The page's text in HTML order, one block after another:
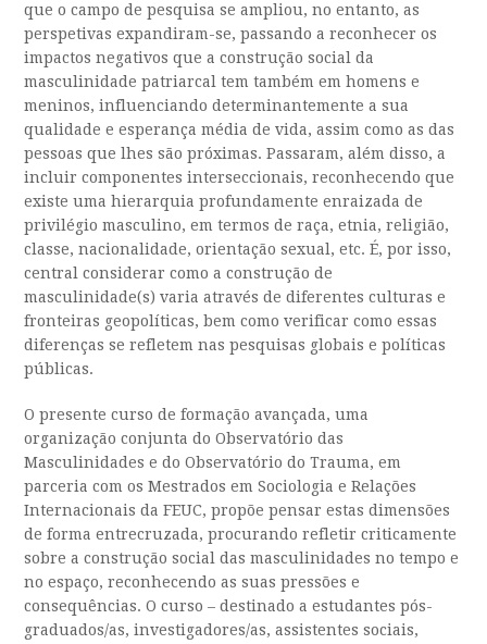
que o campo de pesquisa se ampliou, no entanto, as
perspetivas expandiram-se, passando a reconhecer os
impactos negativos que a construção social da
masculinidade patriarcal tem também em homens e
meninos, influenciando determinantemente a sua
qualidade e esperança média de vida, assim como as das
pessoas que lhes são próximas. Passaram, além disso, a
incluir componentes interseccionais, reconhecendo que
existe uma hierarquia profundamente enraizada de
privilégio masculino, em termos de raça, etnia, religião,
classe, nacionalidade, orientação sexual, etc. É, por isso,
central considerar como a construção de
masculinidade(s) varia através de diferentes culturas e
fronteiras geopolíticas, bem como verificar como essas
diferenças se refletem nas pesquisas globais e políticas
públicas.
O presente curso de formação avançada, uma
organização conjunta do Observatório das
Masculinidades e do Observatório do Trauma, em
parceria com os Mestrados em Sociologia e Relações
Internacionais da FEUC, propõe pensar estas dimensões
de forma entrecruzada, procurando refletir criticamente
sobre a construção social das masculinidades no tempo e
no espaço, reconhecendo as suas pressões e
consequências. O curso – destinado a estudantes pós-
graduados/as, investigadores/as, assistentes sociais,